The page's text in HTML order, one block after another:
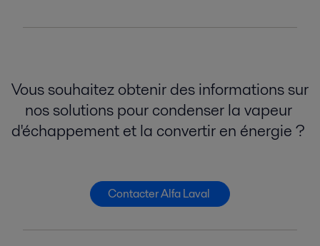
Vous souhaitez obtenir des informations sur
nos solutions pour condenser la vapeur
d'échappement et la convertir en énergie ?
Contacter Alfa Laval